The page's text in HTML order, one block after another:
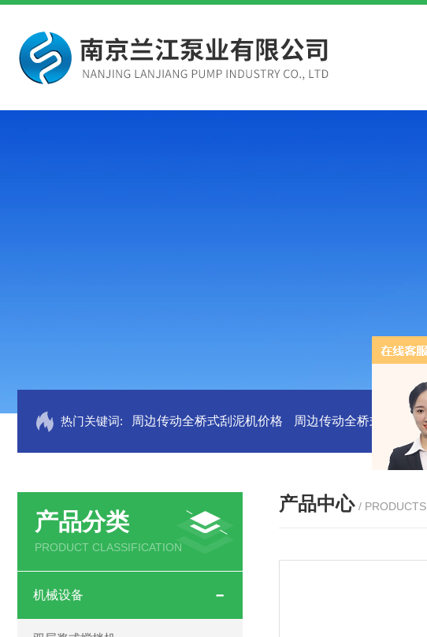
热门关键词: 周边传动全桥式刮泥机价格 周边传动全桥式刮泥机
产品分类
PRODUCT CLASSIFICATION
机械设备
产品中心 / PRODUCTS